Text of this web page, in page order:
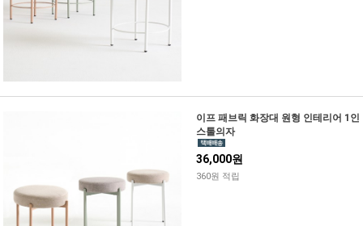
이프 패브릭 화장대 원형 인테리어 1인
스툴의자
36,000원
360원 적립